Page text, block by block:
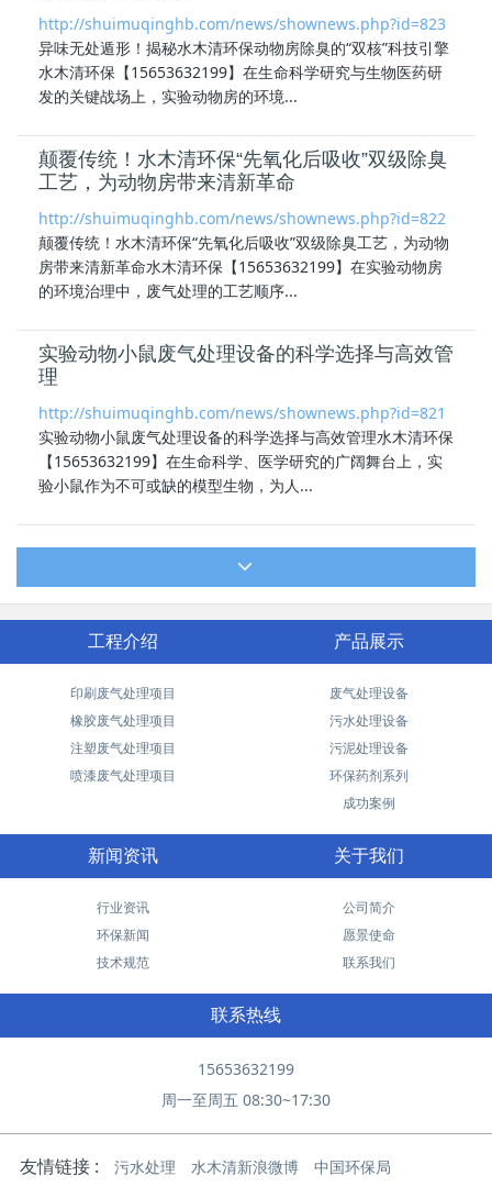
http://shuimuqinghb.com/news/shownews.php?id=823
异味无处遁形！揭秘水木清环保动物房除臭的“双核”科技引擎
水木清环保【15653632199】在生命科学研究与生物医药研
发的关键战场上，实验动物房的环境...
颠覆传统！水木清环保“先氧化后吸收”双级除臭
工艺，为动物房带来清新革命
http://shuimuqinghb.com/news/shownews.php?id=822
颠覆传统！水木清环保“先氧化后吸收”双级除臭工艺，为动物
房带来清新革命水木清环保【15653632199】在实验动物房
的环境治理中，废气处理的工艺顺序...
实验动物小鼠废气处理设备的科学选择与高效管
理
http://shuimuqinghb.com/news/shownews.php?id=821
实验动物小鼠废气处理设备的科学选择与高效管理水木清环保
【15653632199】在生命科学、医学研究的广阔舞台上，实
验小鼠作为不可或缺的模型生物，为人...
工程介绍
印刷废气处理项目
橡胶废气处理项目
注塑废气处理项目
喷漆废气处理项目
产品展示
废气处理设备
污水处理设备
污泥处理设备
环保药剂系列
成功案例
新闻资讯
行业资讯
环保新闻
技术规范
关于我们
公司简介
愿景使命
联系我们
联系热线
15653632199
周一至周五 08:30~17:30
友情链接 : 污水处理 水木清新浪微博 中国环保局